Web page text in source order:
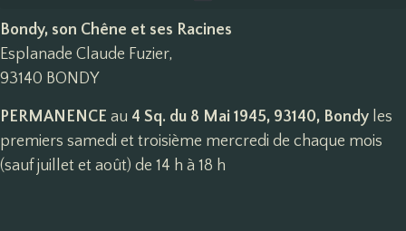
Bondy, son Chêne et ses Racines
Esplanade Claude Fuzier,
93140 BONDY
PERMANENCE au 4 Sq. du 8 Mai 1945, 93140, Bondy les
premiers samedi et troisième mercredi de chaque mois
(sauf juillet et août) de 14 h à 18 h